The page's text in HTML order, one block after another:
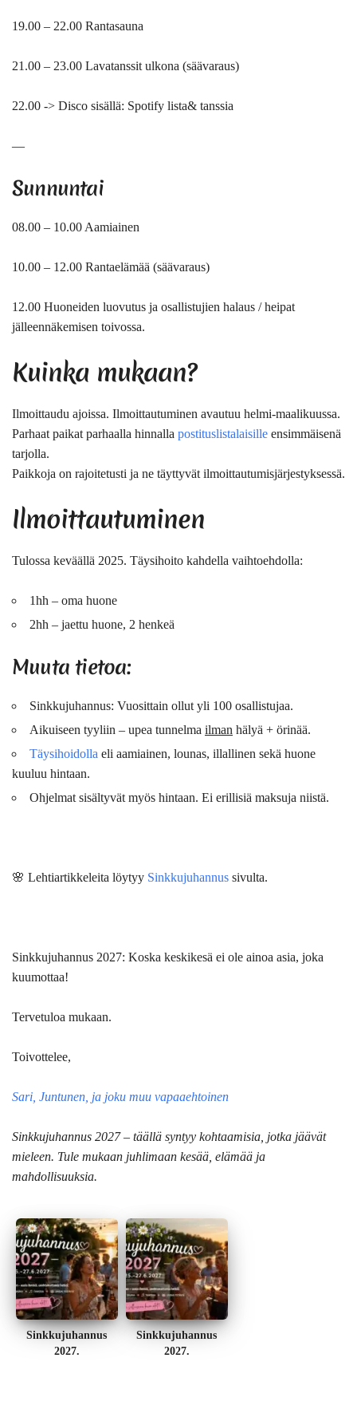
19.00 – 22.00 Rantasauna
21.00 – 23.00 Lavatanssit ulkona (säävaraus)
22.00 -> Disco sisällä: Spotify lista& tanssia
—
Sunnuntai
08.00 – 10.00 Aamiainen
10.00 – 12.00 Rantaelämää (säävaraus)
12.00 Huoneiden luovutus ja osallistujien halaus / heipat
jälleennäkemisen toivossa.
Kuinka mukaan?
Ilmoittaudu ajoissa. Ilmoittautuminen avautuu helmi-maalikuussa.
Parhaat paikat parhaalla hinnalla postituslistalaisille ensimmäisenä
tarjolla.
Paikkoja on rajoitetusti ja ne täyttyvät ilmoittautumisjärjestyksessä.
Ilmoittautuminen
Tulossa keväällä 2025. Täysihoito kahdella vaihtoehdolla:
1hh – oma huone
2hh – jaettu huone, 2 henkeä
Muuta tietoa:
Sinkkujuhannus: Vuosittain ollut yli 100 osallistujaa.
Aikuiseen tyyliin – upea tunnelma ilman hälyä + örinää.
Täysihoidolla eli aamiainen, lounas, illallinen sekä huone
kuuluu hintaan.
Ohjelmat sisältyvät myös hintaan. Ei erillisiä maksuja niistä.
🌸 Lehtiartikkeleita löytyy Sinkkujuhannus sivulta.
Sinkkujuhannus 2027: Koska keskikesä ei ole ainoa asia, joka
kuumottaa!
Tervetuloa mukaan.
Toivottelee,
Sari, Juntunen, ja joku muu vapaaehtoinen
Sinkkujuhannus 2027 – täällä syntyy kohtaamisia, jotka jäävät
mieleen. Tule mukaan juhlimaan kesää, elämää ja
mahdollisuuksia.
Sinkkujuhannus
2027.
Sinkkujuhannus
2027.